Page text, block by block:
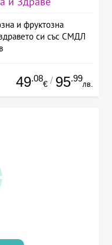
и фруктозна
си със СМДЛ
49.08
€ / 95.99
лв.